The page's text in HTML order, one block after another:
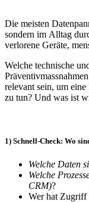
Die meisten
sondern im Alltag
verlorene Geräte,
Welche technische
relevant sein, um
zu tun? Und was ist
1) Schnell-Check: Wo
Welche Daten
Welche
CRM)?
Wer hat